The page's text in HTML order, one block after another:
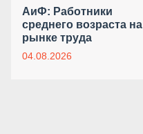
АиФ: Работники
среднего возраста на
рынке труда
04.08.2026